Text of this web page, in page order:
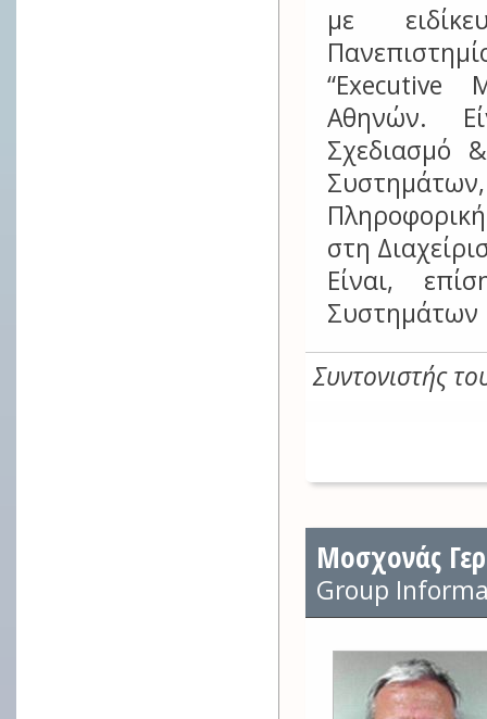
με
“Executive
Αθηνών.
Σχεδιασμό
στη
Είναι,
Συστημάτων
Συντονιστής
Μοσχονάς
Group